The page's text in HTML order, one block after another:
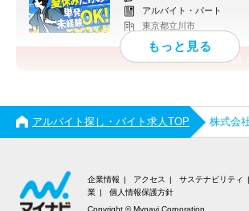
アルバイト・パート
東京都立川市
応募終了日：
アルバイト探し・バイト求人TOP 株式会
企業情報 アクセス サステナビリティ
業
個人情報保護方針
Copyright © Mynavi Corporation